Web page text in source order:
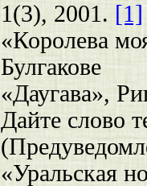
1(3), 2001. [1]
«Королева
Булгакове
«Даугава»,
Дайте слово
«Уральская